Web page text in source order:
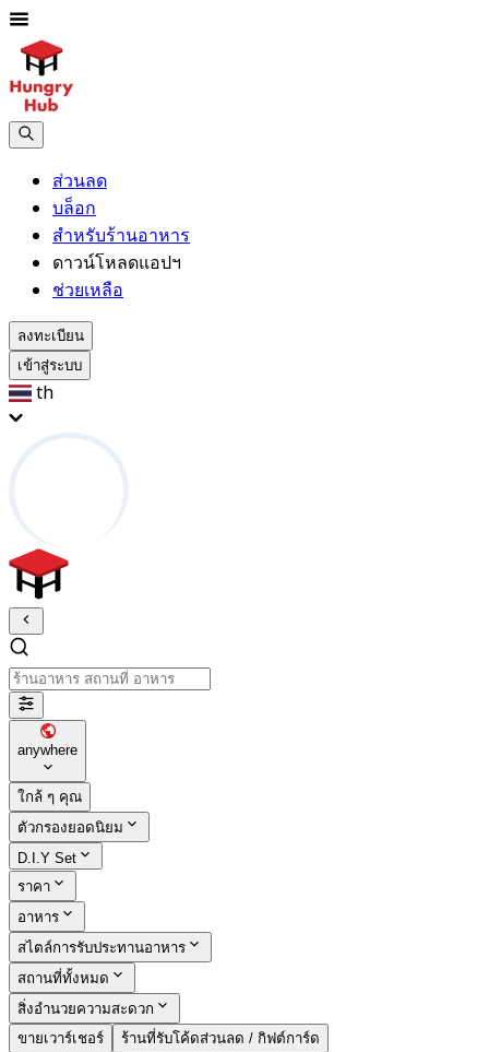
ส่วนลด
บล็อก
สำหรับร้านอาหาร
ดาวน์โหลดแอปฯ
ช่วยเหลือ
ลงทะเบียน
เข้าสู่ระบบ
th
anywhere
ใกล้ ๆ คุณ
ตัวกรองยอดนิยม
D.I.Y Set
ราคา
อาหาร
สไตล์การรับประทานอาหาร
สถานที่ทั้งหมด
สิ่งอำนวยความสะดวก
ขายเวาร์เชอร์
ร้านที่รับโค้ดส่วนลด / กิฟต์การ์ด